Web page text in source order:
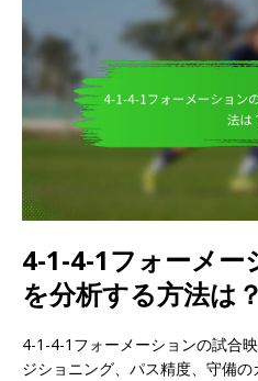
4-1-4-1フォーメー
を分析する方法は？
4-1-4-1フォーメーションの試合
ジショニング、パス精度、守備